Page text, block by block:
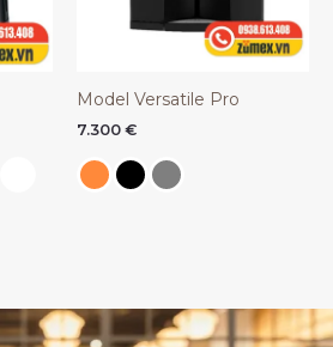
Model Versatile Pro
7.300 €